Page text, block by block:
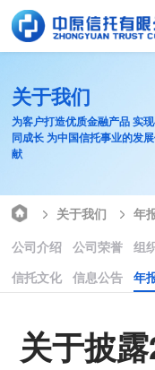
关于我们
为客户打造优质金融产品 实
同成长 为中国信托事业的发
献
关于我们
年
公司介绍
公司荣誉 组
信托文化
信息公告 年
关于披